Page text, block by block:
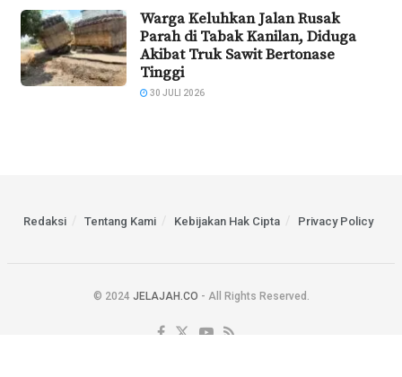
Warga Keluhkan Jalan Rusak
Parah di Tabak Kanilan, Diduga
Akibat Truk Sawit Bertonase
Tinggi
30 JULI 2026
Redaksi Tentang Kami Kebijakan Hak Cipta Privacy Policy
© 2024 JELAJAH.CO - All Rights Reserved.